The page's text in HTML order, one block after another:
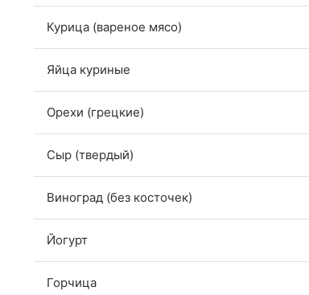
Курица (вареное мясо)
Яйца куриные
Орехи (грецкие)
Сыр (твердый)
Виноград (без косточек)
Йогурт
Горчица